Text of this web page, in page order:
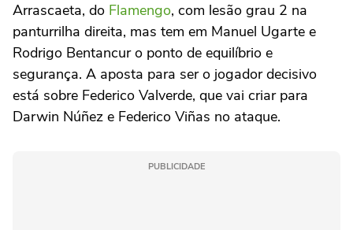
Arrascaeta, do Flamengo, com lesão grau 2 na
panturrilha direita, mas tem em Manuel Ugarte e
Rodrigo Bentancur o ponto de equilíbrio e
segurança. A aposta para ser o jogador decisivo
está sobre Federico Valverde, que vai criar para
Darwin Núñez e Federico Viñas no ataque.
PUBLICIDADE